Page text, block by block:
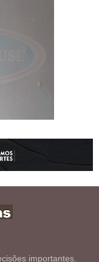
importantes.